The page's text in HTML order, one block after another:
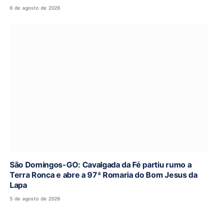
6 de agosto de 2026
São Domingos-GO: Cavalgada da Fé partiu rumo a
Terra Ronca e abre a 97ª Romaria do Bom Jesus da
Lapa
5 de agosto de 2026